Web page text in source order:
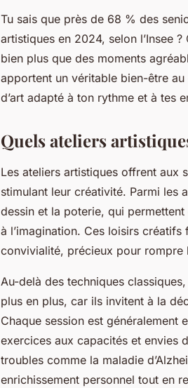
Tu sais que près de 68 % des
artistiques en 2024, selon l’Insee
bien plus que des moments
apportent un véritable bien-être
d’art adapté à ton rythme et à tes
Quels ateliers
Les ateliers artistiques offrent aux
stimulant leur créativité. Parmi les
dessin et la poterie, qui
à l’imagination. Ces loisirs
convivialité, précieux pour rompre
Au-delà des techniques
plus en plus, car ils invitent à la
Chaque session est généralement
exercices aux capacités et envies
troubles comme la maladie
enrichissement personnel tout en